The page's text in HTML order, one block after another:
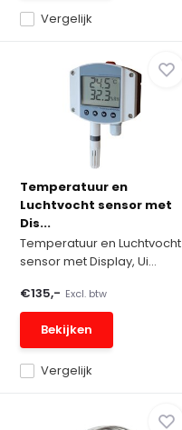
Vergelijk
Temperatuur en
Luchtvocht sensor met
Dis...
Temperatuur en Luchtvocht
sensor met Display, Ui...
Vergelijk
€135,- Excl. btw
Bekijken